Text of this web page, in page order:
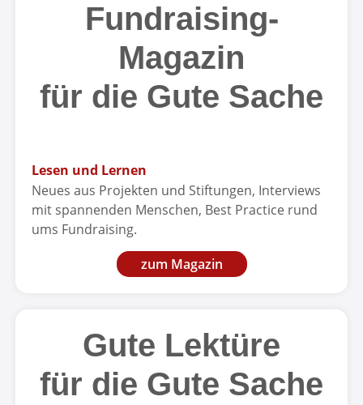
Fundraising-
Magazin
für die Gute Sache
Lesen und Lernen
Neues aus Projekten und Stiftungen, Interviews
mit spannenden Menschen, Best Practice rund
ums Fundraising.
zum Magazin
Gute Lektüre
für die Gute Sache